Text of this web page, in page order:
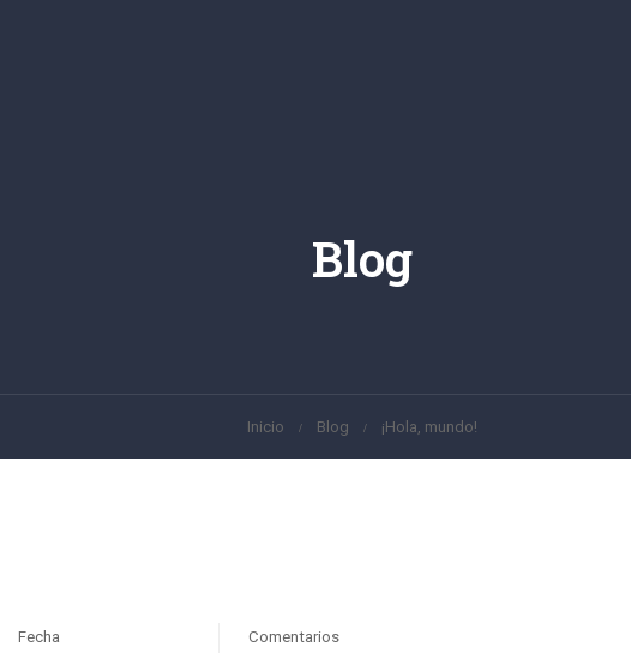
Blog
Inicio Blog ¡Hola, mundo!
Fecha Comentarios